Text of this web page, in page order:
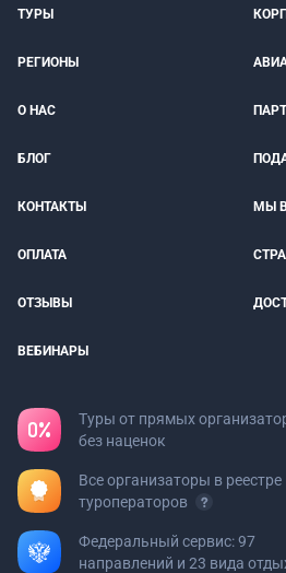
ТУРЫ
РЕГИОНЫ
О НАС
БЛОГ
КОНТАКТЫ МЫ
ОПЛАТА
ОТЗЫВЫ
ВЕБИНАРЫ
Туры от прямых
без наценок
Все организаторы в реестре
туроператоров
Федеральный сервис: 97
направлений и 23 вида